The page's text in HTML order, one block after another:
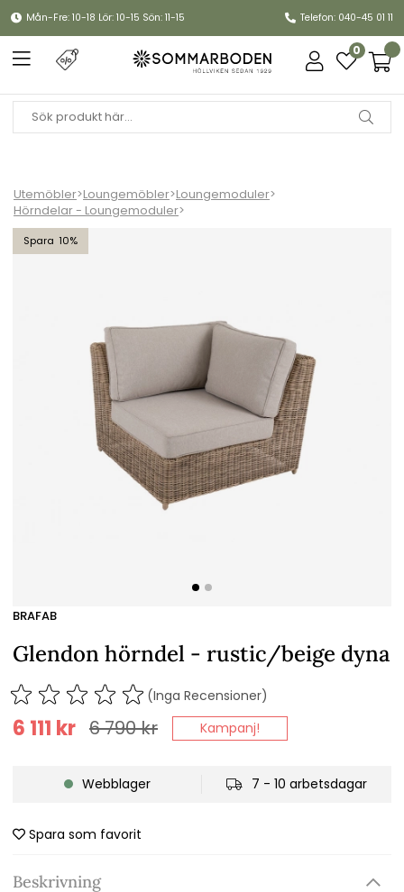
Mån-Fre: 10-18 Lör: 10-15 Sön: 11-15 Telefon: 040-45 01 11
0
Utemöbler>Loungemöbler>Loungemoduler>
Hörndelar - Loungemoduler>
10
Glendon hörndel - rustic/beige dyna
BRAFAB
Glendon hörndel - rustic/beige dyna
(Inga Recensioner)
6 790kr
6 111 kr Kampanj!
Webblager 7 - 10 arbetsdagar
Spara som favorit
Beskrivning